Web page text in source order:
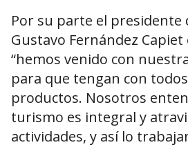
Por su parte el presidente
Gustavo Fernández
“hemos venido con
para que tengan con
productos. Nosotros
turismo es integral y
actividades, y así lo